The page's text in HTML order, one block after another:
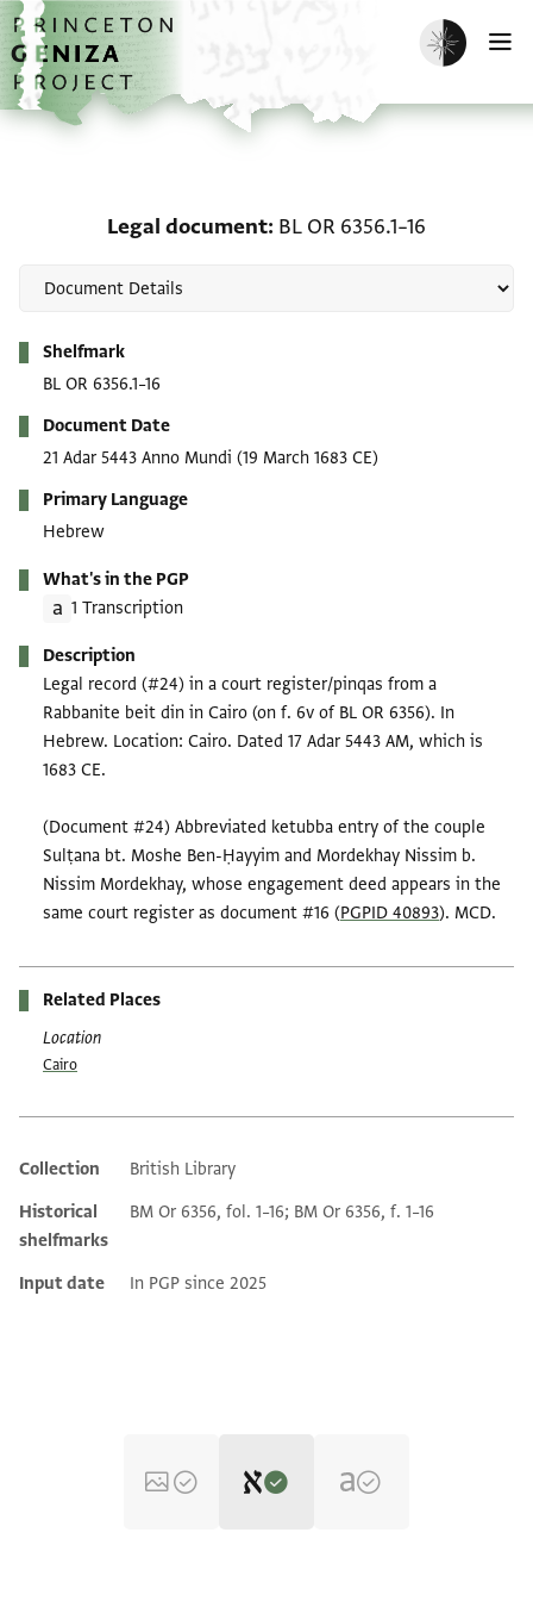
Skip to main content
home
Enable dark
Legal document BL OR 6356.1–16
Shelfmark
BL OR 6356.1–16
Document Date
21 Adar 5443 Anno Mundi (19 March 1683 CE)
Primary Language
Hebrew
What's in the PGP
1 Transcription
Description
Legal record (#24) in a court register/pinqas from a
Rabbanite beit din in Cairo (on f. 6v of BL OR 6356). In
Hebrew. Location: Cairo. Dated 17 Adar 5443 AM, which is
1683 CE.
(Document #24) Abbreviated ketubba entry of the couple
Sulṭana bt. Moshe Ben-Ḥayyim and Mordekhay Nissim b.
Nissim Mordekhay, whose engagement deed appears in the
same court register as document #16 (PGPID 40893). MCD.
Related Places
Location
Cairo
Additional metadata
Collection
British Library
Historical
shelfmarks
BM Or 6356, fol. 1–16; BM Or 6356, f. 1–16
Input date In PGP since 2025